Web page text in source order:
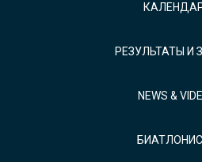
РЕЗУЛЬТАТЫ И
NEWS &